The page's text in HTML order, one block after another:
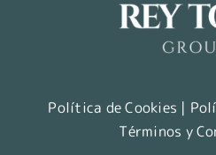
Política de Cookies |
Términos y